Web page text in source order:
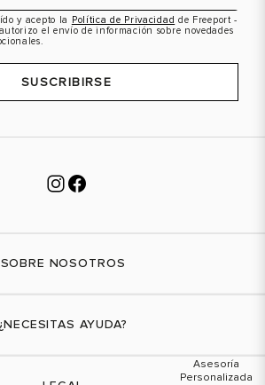
y acepto la Política de Privacidad de Freeport -
el envío de información sobre novedades
SUSCRIBIRSE
SOBRE NOSOTROS
¿NECESITAS AYUDA?